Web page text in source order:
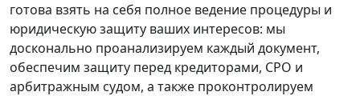
готова взять на себя полное ведение процедуры и
юридическую защиту ваших интересов: мы
досконально проанализируем каждый документ,
обеспечим защиту перед кредиторами, СРО и
арбитражным судом, а также проконтролируем